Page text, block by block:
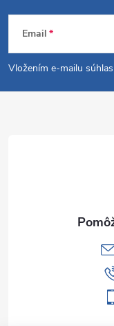
Z
á
p
Email
Vložením e-mailu